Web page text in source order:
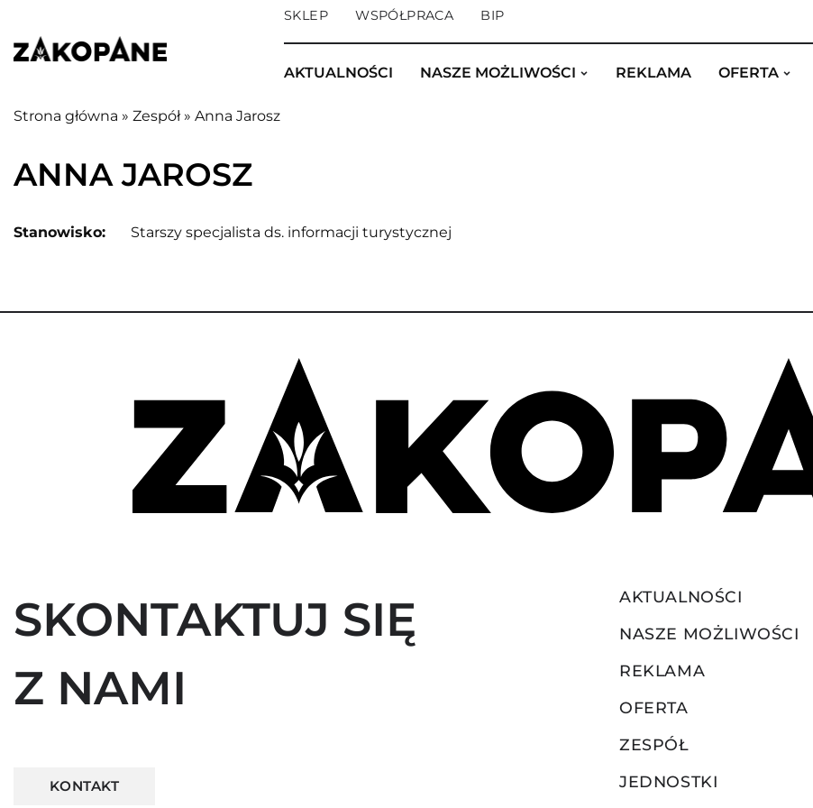
dostępności
SKLEP WSPÓŁPRACA BIP
AKTUALNOŚCI NASZE MOŻLIWOŚCI REKLAMA OFERTA
Strona główna » Zespół» Anna Jarosz
ANNA JAROSZ
Stanowisko: Starszy specjalista ds. informacji turystycznej
SKONTAKTUJ SIĘ
Z NAMI
KONTAKT
AKTUALNOŚCI
NASZE MOŻLIWOŚCI
REKLAMA
OFERTA
ZESPÓŁ
JEDNOSTKI